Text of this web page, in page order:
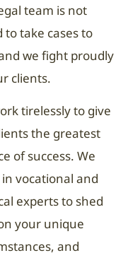
team is not
to take cases to
we fight proudly
clients.
tirelessly to give
the greatest
of success. We
vocational and
experts to shed
your unique
and